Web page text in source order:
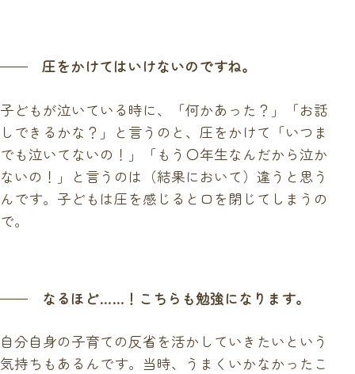
圧をかけてはいけないのですね。
子どもが泣いている時に、「何かあった？」「お話
しできるかな？」と言うのと、圧をかけて「いつま
でも泣いてないの！」「もう〇年生なんだから泣か
ないの！」と言うのは（結果において）違うと思う
んです。子どもは圧を感じると口を閉じてしまうの
で。
なるほど……！こちらも勉強になります。
自分自身の子育ての反省を活かしていきたいという
気持ちもあるんです。当時、うまくいかなかったこ